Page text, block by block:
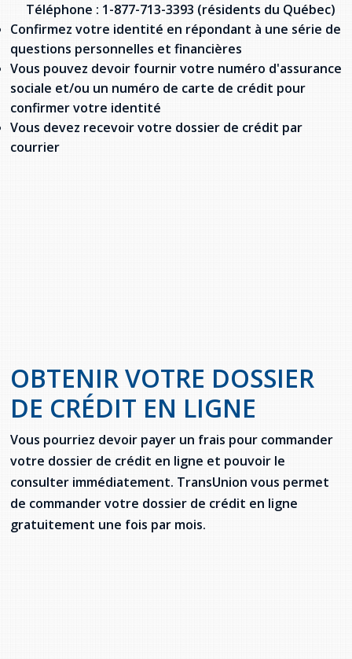
Téléphone : 1-877-713-3393 (résidents du Québec)
Confirmez votre identité en répondant à une série de
questions personnelles et financières
Vous pouvez devoir fournir votre numéro d'assurance
sociale et/ou un numéro de carte de crédit pour
confirmer votre identité
Vous devez recevoir votre dossier de crédit par
courrier
OBTENIR VOTRE DOSSIER
DE CRÉDIT EN LIGNE
Vous pourriez devoir payer un frais pour commander
votre dossier de crédit en ligne et pouvoir le
consulter immédiatement. TransUnion vous permet
de commander votre dossier de crédit en ligne
gratuitement une fois par mois.